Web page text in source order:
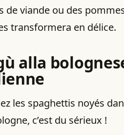
de viande ou des
transformera en délice.
alla
les spaghettis noyés
c’est du sérieux !